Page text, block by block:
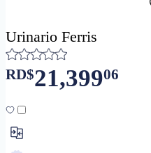
Urinario Ferris
RD$21,39906